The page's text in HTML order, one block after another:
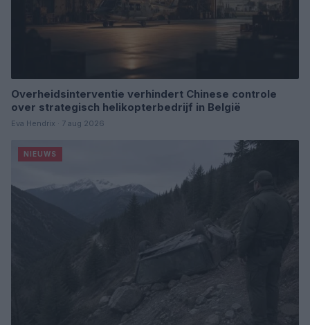
Overheidsinterventie verhindert Chinese controle
over strategisch helikopterbedrijf in België
Eva Hendrix · 7 aug 2026
NIEUWS